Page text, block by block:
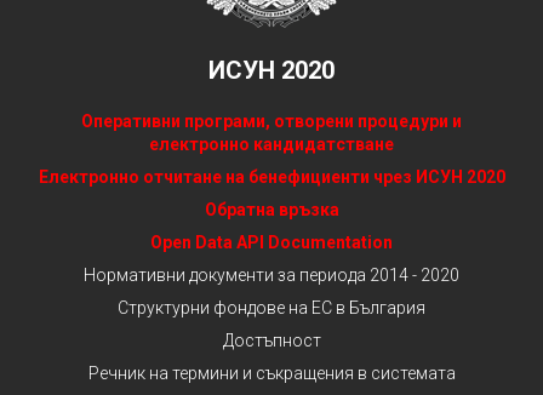
ИСУН 2020
Оперативни програми, отворени процедури и
електронно кандидатстване
Електронно отчитане на бенефициенти чрез ИСУН 2020
Обратна връзка
Open Data API Documentation
Нормативни документи за периода 2014 - 2020
Структурни фондове на ЕС в България
Достъпност
Речник на термини и съкращения в системата